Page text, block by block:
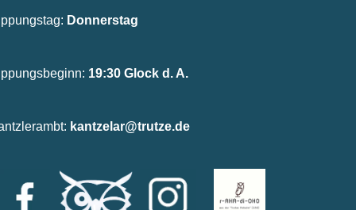
Donnerstag
19:30 Glock d. A.
kantzelar@trutze.de